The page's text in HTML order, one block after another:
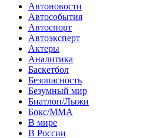
Автоновости
Автособытия
Автоспорт
Автоэксперт
Актеры
Аналитика
Баскетбол
Безопасность
Безумный мир
Биатлон/Лыжи
Бокс/MMA
В мире
В России